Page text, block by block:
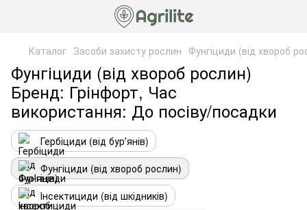
Каталог Засоби захисту рослин Фунгіциди (від хвороб
Фунгіциди (від хвороб рослин)
Бренд: Грінфорт, Час
використання: До посіву/посадки
Гербіциди (від бурʼянів)
Фунгіциди (від хвороб рослин)
Інсектициди (від шкідників)